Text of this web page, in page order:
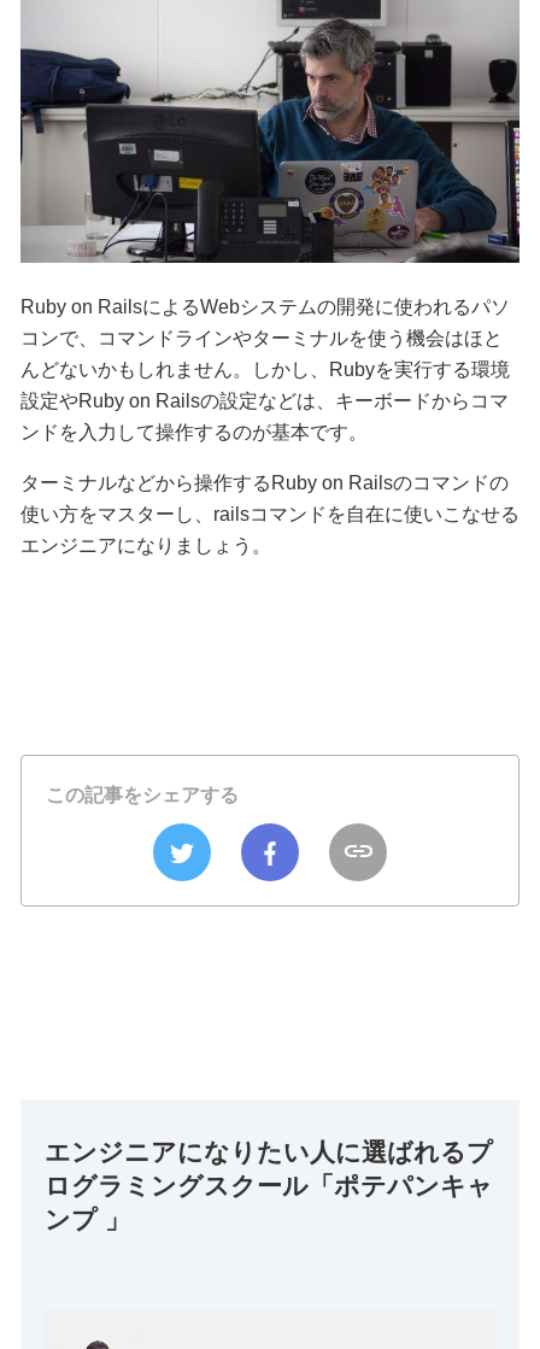
Ruby on RailsによるWebシステムの開発に使われるパソ
コンで、コマンドラインやターミナルを使う機会はほと
んどないかもしれません。しかし、Rubyを実行する環境
設定やRuby on Railsの設定などは、キーボードからコマ
ンドを入力して操作するのが基本です。
ターミナルなどから操作するRuby on Railsのコマンドの
使い方をマスターし、railsコマンドを自在に使いこなせる
エンジニアになりましょう。
この記事をシェアする
エンジニアになりたい人に選ばれるプ
ログラミングスクール「ポテパンキャ
ンプ 」